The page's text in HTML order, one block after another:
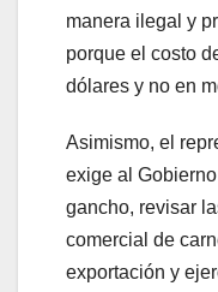
manera ilegal y
porque el costo
dólares y no en
Asimismo, el
exige al
gancho, revisar
comercial de
exportación y